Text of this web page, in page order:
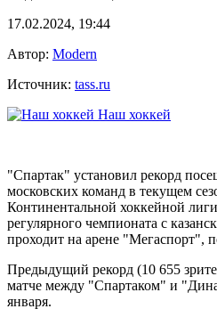
17.02.2024, 19:44
Автор: Modern
Источник: tass.ru
Наш хоккей
"Спартак" установил рекорд
московских команд в текущем
Континентальной хоккейной
регулярного чемпионата с
проходит на арене "Мегаспорт",
Предыдущий рекорд (10 655
матче между "Спартаком" и
января.